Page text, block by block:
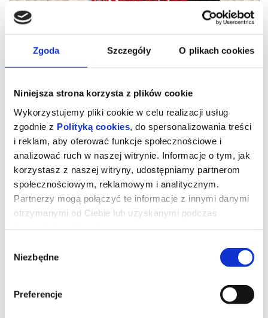
Zgoda Szczegóły O plikach cookies
Niniejsza strona korzysta z plików cookie
Wykorzystujemy pliki cookie w celu realizacji usług
zgodnie z Polityką cookies , do spersonalizowania treści
i reklam, aby oferować funkcje społecznościowe i
analizować ruch w naszej witrynie. Informacje o tym, jak
korzystasz z naszej witryny, udostępniamy partnerom
społecznościowym, reklamowym i analitycznym.
Partnerzy mogą połączyć te informacje z innymi danymi
otrzymanymi od Ciebie lub uzyskanymi podczas
zgody
Niezbędne
Preferencje
Diabeł ubiera się u Prady 2
Miranda Priestly powraca! Dwadzieścia lat po wydarzeniach, które
biurach magazynu Runway. Meryl Streep, Anne Hathaway, Emily
Blunt oraz Stanley Tucci ponownie wcielają się w swoje ikoniczne
role, przypominając, że w świecie mody władza, ambicja i